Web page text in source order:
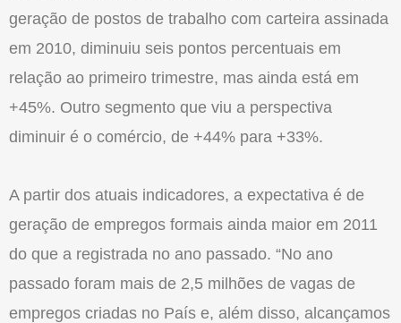
geração de postos de trabalho com carteira assinada
em 2010, diminuiu seis pontos percentuais em
relação ao primeiro trimestre, mas ainda está em
+45%. Outro segmento que viu a perspectiva
diminuir é o comércio, de +44% para +33%.
A partir dos atuais indicadores, a expectativa é de
geração de empregos formais ainda maior em 2011
do que a registrada no ano passado. “No ano
passado foram mais de 2,5 milhões de vagas de
empregos criadas no País e, além disso, alcançamos